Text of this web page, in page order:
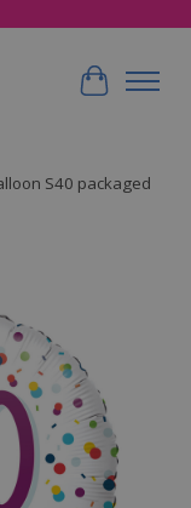
S40 packaged